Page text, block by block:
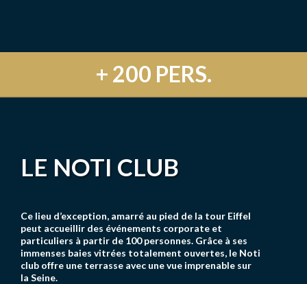
+ 200 PERS.
LE NOTI CLUB
Ce lieu d’exception, amarré au pied de la tour Eiffel
peut accueillir des événements corporate et
particuliers à partir de 100 personnes. Grâce à ses
immenses baies vitrées totalement ouvertes, le Noti
club offre une terrasse avec une vue imprenable sur
la Seine.